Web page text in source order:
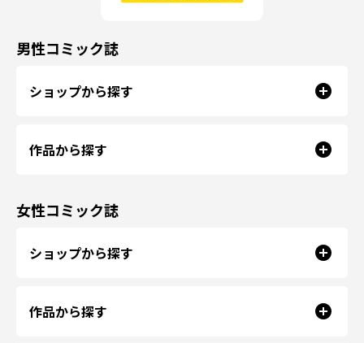
男性コミック誌
ショップから探す
作品から探す
女性コミック誌
ショップから探す
作品から探す